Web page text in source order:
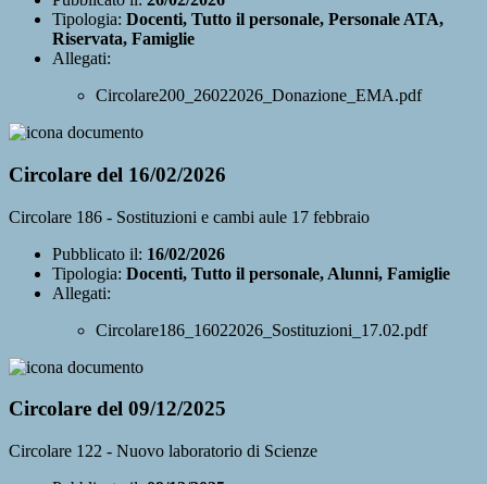
Tipologia: Docenti, Tutto il personale, Personale ATA,
Riservata, Famiglie
Allegati:
Circolare200_26022026_Donazione_EMA.pdf
Circolare del 16/02/2026
Circolare 186 - Sostituzioni e cambi aule 17 febbraio
Pubblicato il: 16/02/2026
Tipologia: Docenti, Tutto il personale, Alunni, Famiglie
Allegati:
Circolare186_16022026_Sostituzioni_17.02.pdf
Circolare del 09/12/2025
Circolare 122 - Nuovo laboratorio di Scienze